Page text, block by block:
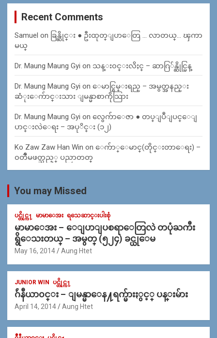
Recent Comments
Samuel on ခြန္ဆိုင္း ● ဦးထုတ္ျပာေတြ … လာတယ္… ၾကာ
မယ္
Dr. Maung Maung Gyi on သန္း၀င္းလိႈင္ – ဆာဂြ်န္ဆိုင္မြန္
Dr. Maung Maung Gyi on ေမာင္စြမ္းရည္ – အမွတ္အနည္း
ဆံုးေက်ာင္းသား ျမန္မာစာကိုသြား
Dr. Maung Maung Gyi on လွေက်ာေဇာ ● တပ္ျပဳျပင္ေျ
ပာင္းလဲေရး – အပုိင္း (၁၂)
Ko Zaw Zaw Han Win on ေက်ာ္ေမာင္(တိုင္းတာေရး) –
၀တၳဳမဖတ္သည့္ ပညာတတ္
You may Missed
ပင္တိုင္က႑ မာမာေအး ရသေဆာင္းပါးစုံ
မာမာေအး – ေျပာျပစရာေတြလဲ တပုံႀကီး
ရွိေသးတယ္ – အမွတ္ (၅၂၄) ခင္ယုေမ
May 16, 2014 Aung Htet
JUNIOR WIN ပင္တိုင္က႑
ဂ်ဴနီယာ၀င္း – ျမန္မာေန႔ရက္မ်ားႏွင့္ ပန္းမ်ား
April 14, 2014 Aung Htet